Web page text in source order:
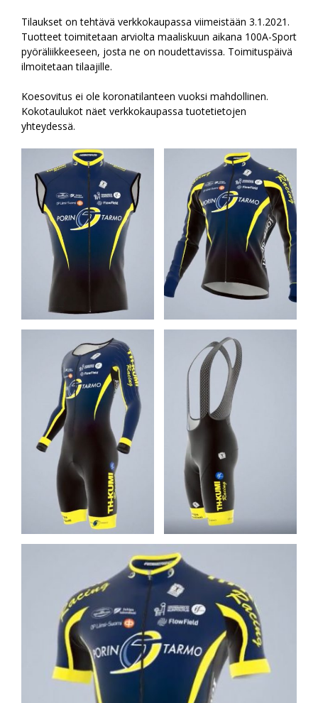
Tilaukset on tehtävä verkkokaupassa viimeistään 3.1.2021.
Tuotteet toimitetaan arviolta maaliskuun aikana 100A-Sport
pyöräliikkeeseen, josta ne on noudettavissa. Toimituspäivä
ilmoitetaan tilaajille.
Koesovitus ei ole koronatilanteen vuoksi mahdollinen.
Kokotaulukot näet verkkokaupassa tuotetietojen
yhteydessä.